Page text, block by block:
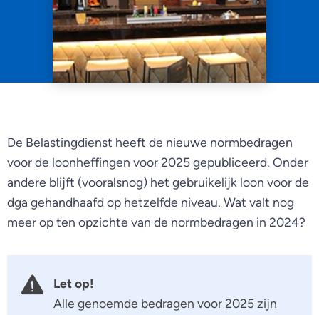
De Belastingdienst heeft de nieuwe normbedragen
voor de loonheffingen voor 2025 gepubliceerd. Onder
andere blijft (vooralsnog) het gebruikelijk loon voor de
dga gehandhaafd op hetzelfde niveau. Wat valt nog
meer op ten opzichte van de normbedragen in 2024?
Let op!
Alle genoemde bedragen voor 2025 zijn